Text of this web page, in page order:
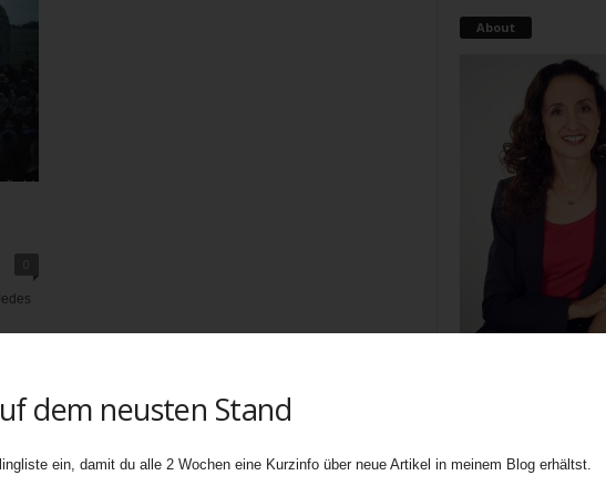
About
unerschöpflicher
bietet Gelegenheit
Ebenen. In meine
dem neusten Stand
ein, damit du alle 2 Wochen eine Kurzinfo über neue Artikel in meinem Blog erhältst.